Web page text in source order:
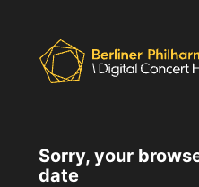
Sorry, your
date